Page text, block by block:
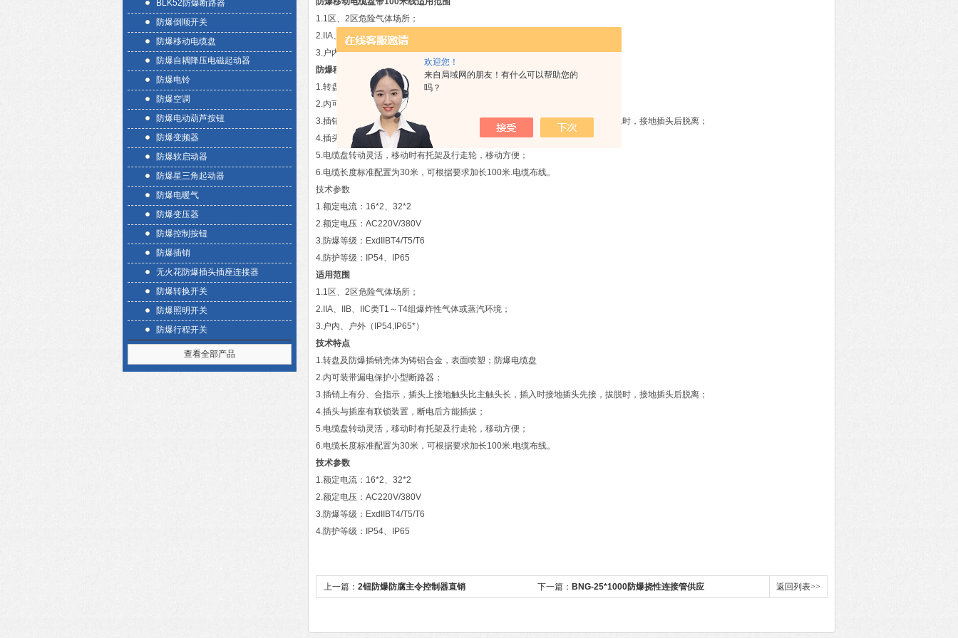
欢迎您！
来自局域网的朋友！有什么可以帮助您的
吗？
BLK52防爆断路器
防爆倒顺开关
防爆移动电缆盘
防爆自耦降压电磁起动器
防爆电铃
防爆空调
防爆电动葫芦按钮
防爆变频器
防爆软启动器
防爆星三角起动器
防爆电暖气
防爆变压器
防爆控制按钮
防爆插销
无火花防爆插头插座连接器
防爆转换开关
防爆照明开关
防爆行程开关
查看全部产品
1.1区、2区危险气体场所；
2.IIA、IIB、IIC类T1～T4组爆炸性气体或蒸汽环境；
3.户内、户外（IP54,IP65*）
防爆移动电缆盘带100米线
技术特点
1.转盘及防爆插销壳体为铸铝合金，表面喷塑；防爆电缆盘
2.内可装带漏电保护小型断路器；
3.插销上有分、合指示，插头上接地触头比主触头长，插入时接地插头先接，拔脱时，接地插头后脱离；
4.插头与插座有联锁装置，断电后方能插拔；
5.电缆盘转动灵活，移动时有托架及行走轮，移动方便；
6.电缆长度标准配置为30米，可根据要求加长100米.电缆布线。
技术参数
1.额定电流：16*2、32*2
2.额定电压：AC220V/380V
3.防爆等级：ExdIIBT4/T5/T6
4.防护等级：IP54、IP65
适用范围
1.1区、2区危险气体场所；
2.IIA、IIB、IIC类T1～T4组爆炸性气体或蒸汽环境；
3.户内、户外（IP54,IP65*）
技术特点
1.转盘及防爆插销壳体为铸铝合金，表面喷塑；防爆电缆盘
2.内可装带漏电保护小型断路器；
3.插销上有分、合指示，插头上接地触头比主触头长，插入时接地插头先接，拔脱时，接地插头后脱离；
4.插头与插座有联锁装置，断电后方能插拔；
5.电缆盘转动灵活，移动时有托架及行走轮，移动方便；
6.电缆长度标准配置为30米，可根据要求加长100米.电缆布线。
技术参数
1.额定电流：16*2、32*2
2.额定电压：AC220V/380V
3.防爆等级：ExdIIBT4/T5/T6
4.防护等级：IP54、IP65
上一篇： 2钮防爆防腐主令控制器直销 下一篇： BNG-25*1000防爆挠性连接管供应 返回列表>>